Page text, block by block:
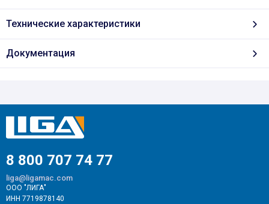
Технические характеристики
Документация
8 800 707 74 77
liga@ligamac.com
ООО "ЛИГА"
ИНН 7719878140